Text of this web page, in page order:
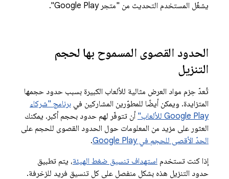
يشغّل المستخدم التحديث من "متجر Google Play".
الحدود القصوى المسموح بها لحجم
التنزيل
تُعدّ حِزم مواد العرض مثالية للألعاب الكبيرة بسبب حدود حجمها
المتزايدة. ويمكن أيضًا للمطوّرين المشاركين في برنامج "شركاء
Google Play للألعاب"
أن تتوفّر لهم حدود بحجم أكبر. يمكنك
العثور على مزيد من المعلومات حول الحدود القصوى للحجم على
الحدّ الأقصى للحجم في Google Play
.
إذا كنت تستخدم استهداف تنسيق ضغط الهيئة، يتم تطبيق
حدود التنزيل هذه بشكلٍ منفصل على كل تنسيق فريد للزخرفة.